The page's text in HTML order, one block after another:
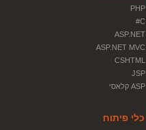
PHP
C#
ASP.NET
ASP.NET MVC
CSHTML
JSP
ASP קלאסי
כלי פיתוח